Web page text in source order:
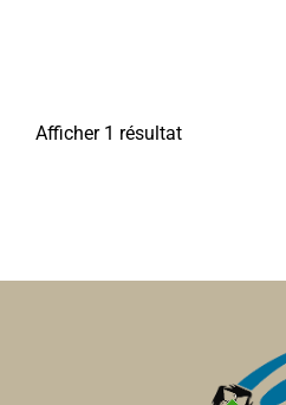
Afficher 1 résultat